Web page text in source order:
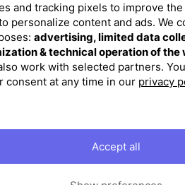
Alu/Teakholz, 5
inkl. Eiskühler
Garten-
and tracking pixels to improve
personalize content and ads. We
advertising, limited data
& technical operation of the
work with selected partners.
consent at any time in our privacy
Accept all